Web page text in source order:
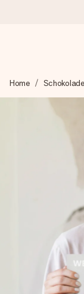
Wir bereiten
blitzschnell –
überreichen
4,8
Unsere
4,8 bei Google
+49 39292
Montag -
Samstag -
Home